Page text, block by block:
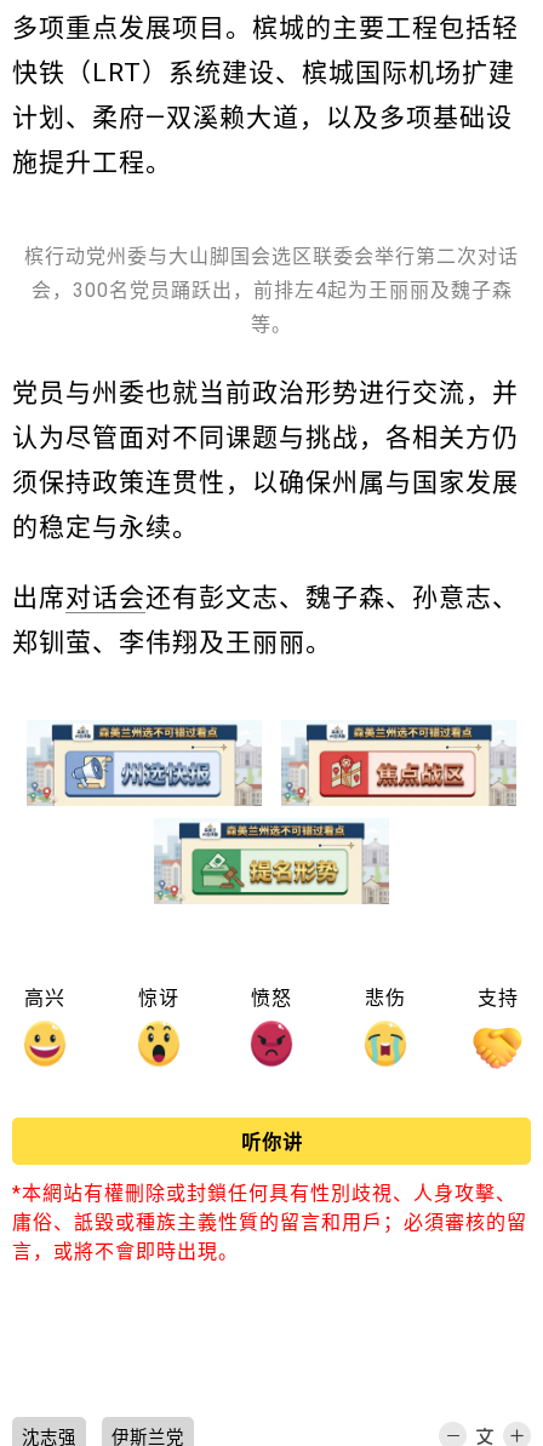
多项重点发展项目。槟城的主要工程包括轻
快铁（LRT）系统建设、槟城国际机场扩建
计划、柔府—双溪赖大道，以及多项基础设
施提升工程。
槟行动党州委与大山脚国会选区联委会举行第二次对话
会，300名党员踊跃出，前排左4起为王丽丽及魏子森
等。
党员与州委也就当前政治形势进行交流，并
认为尽管面对不同课题与挑战，各相关方仍
须保持政策连贯性，以确保州属与国家发展
的稳定与永续。
出席对话会还有彭文志、魏子森、孙意志、
郑钏萤、李伟翔及王丽丽。
高兴 惊讶 愤怒 悲伤 支持
听你讲
*本網站有權刪除或封鎖任何具有性別歧視、人身攻擊、
庸俗、詆毀或種族主義性質的留言和用戶；必須審核的留
言，或將不會即時出現。
沈志强 伊斯兰党